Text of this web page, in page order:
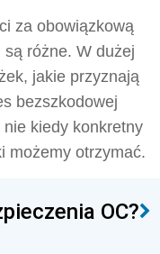
za obowiązkową
różne. W dużej
jakie przyznają
bezszkodowej
kiedy konkretny
możemy otrzymać.
OC?